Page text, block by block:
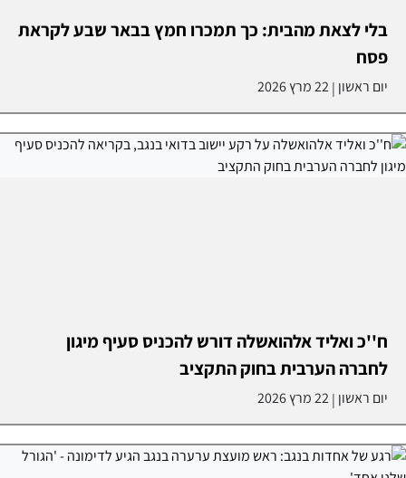
בלי לצאת מהבית: כך תמכרו חמץ בבאר שבע לקראת
פסח
יום ראשון |22 מרץ 2026
ח''כ ואליד אלהואשלה דורש להכניס סעיף מיגון
לחברה הערבית בחוק התקציב
יום ראשון |22 מרץ 2026